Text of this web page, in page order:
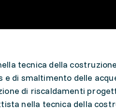
tecnica della
di smaltimento delle
di riscaldamenti
nella tecnica della